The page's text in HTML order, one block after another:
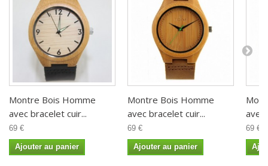
Montre Bois Homme
avec bracelet cuir...
69 €
Ajouter au panier
Montre Bois Homme
avec bracelet cuir...
69 €
Ajouter au panier
avec
69 €